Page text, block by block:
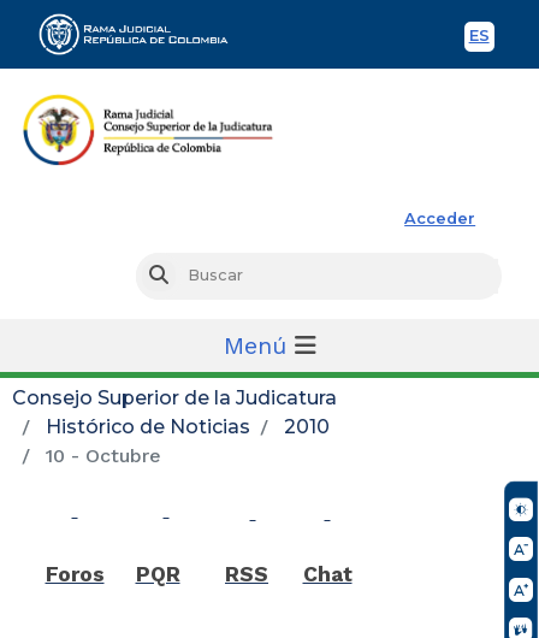
ES
Acceder
Buscar
Menú
Consejo Superior de la Judicatura
Histórico de Noticias
2010
10 - Octubre
Foros PQR RSS Chat